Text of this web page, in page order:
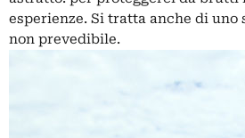
esperienze. Si tratta anche di uno
non prevedibile.